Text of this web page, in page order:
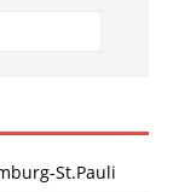
St.Pauli